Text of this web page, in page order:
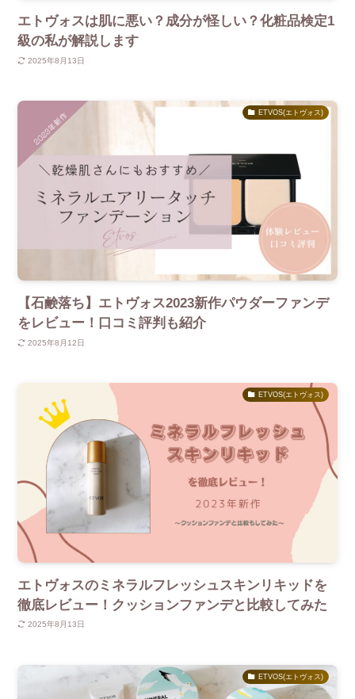
エトヴォスは肌に悪い？成分が怪しい？化粧品検定1
級の私が解説します
2025年8月13日
ETVOS(エトヴォス)
【石鹸落ち】エトヴォス2023新作パウダーファンデ
をレビュー！口コミ評判も紹介
2025年8月12日
ETVOS(エトヴォス)
エトヴォスのミネラルフレッシュスキンリキッドを
徹底レビュー！クッションファンデと比較してみた
2025年8月13日
ETVOS(エトヴォス)